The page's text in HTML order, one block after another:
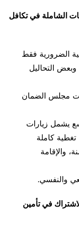
الشاملة في تكافل
الضرورية فقط
وبعض التحاليل
مجلس الضمان
يشمل زيارات
كاملة
والإقامة
والنفسي.
في تأمين